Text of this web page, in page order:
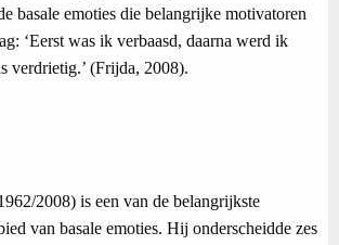
basale emoties die belangrijke motivatoren
‘Eerst was ik verbaasd, daarna werd ik
verdrietig.’ (Frijda, 2008).
2008) is een van de belangrijkste
van basale emoties. Hij onderscheidde zes